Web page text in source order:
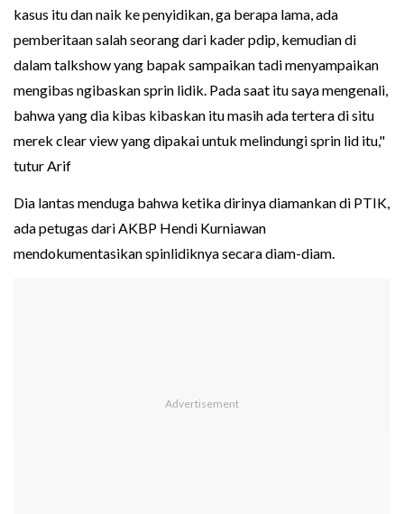
kasus itu dan naik ke penyidikan, ga berapa lama, ada
pemberitaan salah seorang dari kader pdip, kemudian di
dalam talkshow yang bapak sampaikan tadi menyampaikan
mengibas ngibaskan sprin lidik. Pada saat itu saya mengenali,
bahwa yang dia kibas kibaskan itu masih ada tertera di situ
merek clear view yang dipakai untuk melindungi sprin lid itu,"
tutur Arif
Dia lantas menduga bahwa ketika dirinya diamankan di PTIK,
ada petugas dari AKBP Hendi Kurniawan
mendokumentasikan spinlidiknya secara diam-diam.